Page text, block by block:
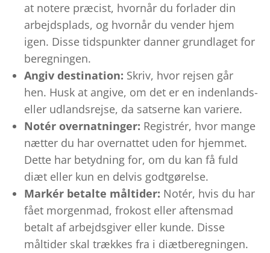
at notere præcist, hvornår du forlader din
arbejdsplads, og hvornår du vender hjem
igen. Disse tidspunkter danner grundlaget for
beregningen.
Angiv destination: Skriv, hvor rejsen går
hen. Husk at angive, om det er en indenlands-
eller udlandsrejse, da satserne kan variere.
Notér overnatninger: Registrér, hvor mange
nætter du har overnattet uden for hjemmet.
Dette har betydning for, om du kan få fuld
diæt eller kun en delvis godtgørelse.
Markér betalte måltider: Notér, hvis du har
fået morgenmad, frokost eller aftensmad
betalt af arbejdsgiver eller kunde. Disse
måltider skal trækkes fra i diætberegningen.